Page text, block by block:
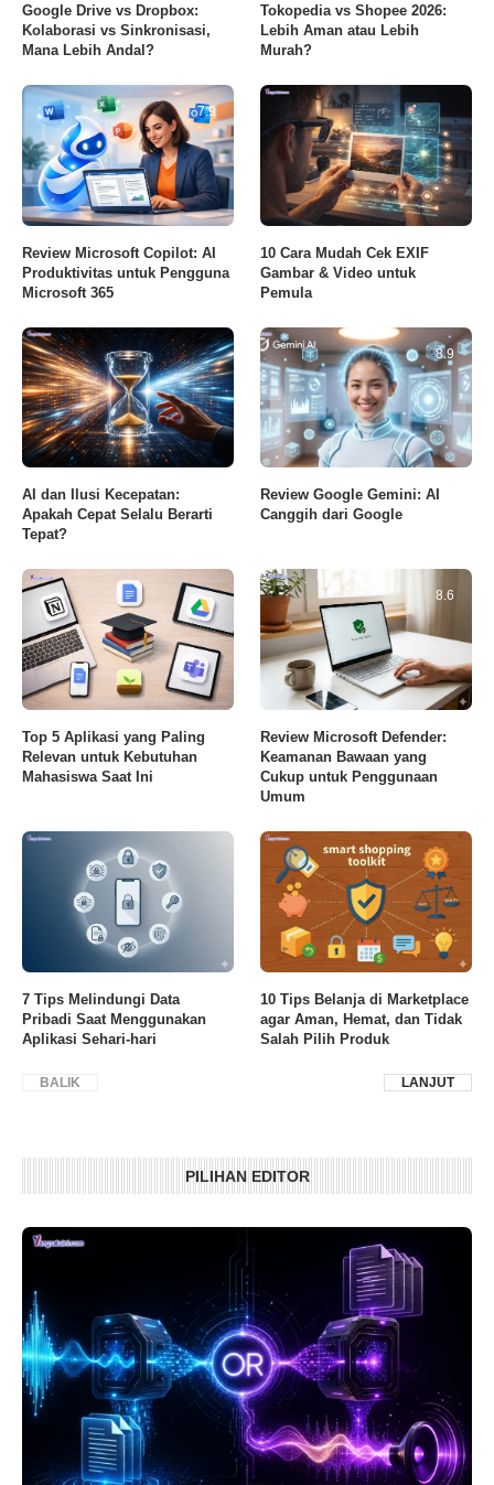
Google Drive vs Dropbox:
Kolaborasi vs Sinkronisasi,
Mana Lebih Andal?
Tokopedia vs Shopee 2026:
Lebih Aman atau Lebih
Murah?
7.9
Review Microsoft Copilot: AI
Produktivitas untuk Pengguna
Microsoft 365
10 Cara Mudah Cek EXIF
Gambar & Video untuk
Pemula
AI dan Ilusi Kecepatan:
Apakah Cepat Selalu Berarti
Tepat?
8.9
Review Google Gemini: AI
Canggih dari Google
Top 5 Aplikasi yang Paling
Relevan untuk Kebutuhan
Mahasiswa Saat Ini
8.6
Review Microsoft Defender:
Keamanan Bawaan yang
Cukup untuk Penggunaan
Umum
7 Tips Melindungi Data
Pribadi Saat Menggunakan
Aplikasi Sehari-hari
10 Tips Belanja di Marketplace
agar Aman, Hemat, dan Tidak
Salah Pilih Produk
BALIK LANJUT
PILIHAN EDITOR